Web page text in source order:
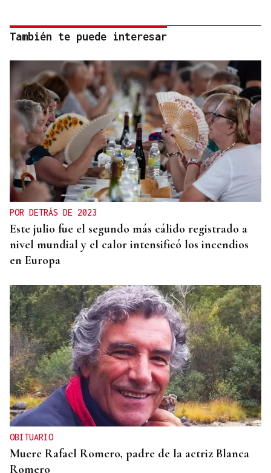
También te puede interesar
POR DETRÁS DE 2023
Este julio fue el segundo más cálido registrado a
nivel mundial y el calor intensificó los incendios
en Europa
OBITUARIO
Muere Rafael Romero, padre de la actriz Blanca
Romero